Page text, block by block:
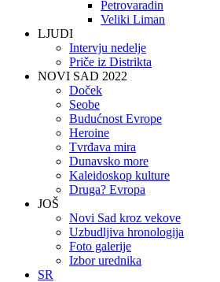
Petrovaradin
Veliki Liman
LJUDI
Intervju nedelje
Priče iz Distrikta
NOVI SAD 2022
Doček
Seobe
Budućnost Evrope
Heroine
Tvrđava mira
Dunavsko more
Kaleidoskop kulture
Druga? Evropa
JOŠ
Novi Sad kroz vekove
Uzbudljiva hronologija
Foto galerije
Izbor urednika
SR